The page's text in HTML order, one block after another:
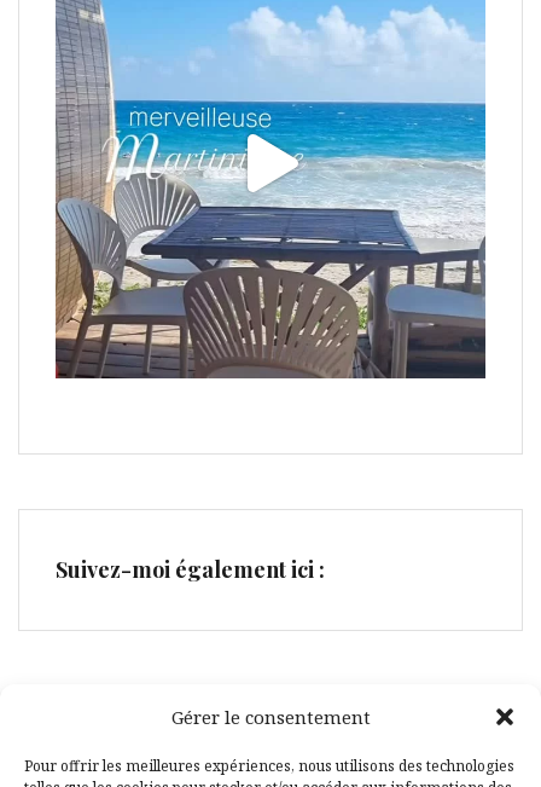
Gérer le consentement
Pour offrir les meilleures expériences, nous utilisons des technologies
Suivez-moi également ici :
Facebook
Pinterest